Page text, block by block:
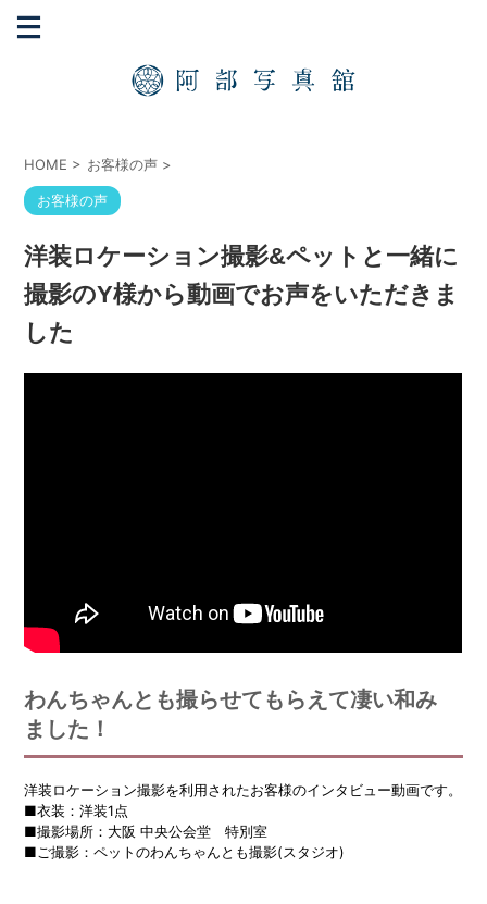
HOME > お客様の声 >
お客様の声
洋装ロケーション撮影&ペットと一緒に
撮影のY様から動画でお声をいただきま
した
わんちゃんとも撮らせてもらえて凄い和み
ました！
洋装ロケーション撮影を利用されたお客様のインタビュー動画です。
■衣装：洋装1点
■撮影場所：大阪 中央公会堂 特別室
■ご撮影：ペットのわんちゃんとも撮影(スタジオ)